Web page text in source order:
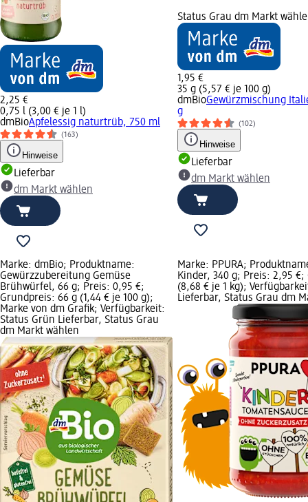
2,25 €
0,75 l (3,00 € je 1 l)
dmBioApfelessig naturtrüb, 750 ml
(163)
Hinweise
Lieferbar
dm Markt wählen
Status Grau dm Markt
1,95 €
35 g (5,57 € je 100 g)
dmBioGewürzmischung
g
(102)
Hinweise
Lieferbar
dm Markt wählen
Marke: dmBio; Produktname:
Gewürzzubereitung Gemüse
Brühwürfel, 66 g; Preis: 0,95 €;
Grundpreis: 66 g (1,44 € je 100 g);
Marke von dm Grafik; Verfügbarkeit:
Status Grün Lieferbar, Status Grau
dm Markt wählen
Marke: PPURA;
Kinder, 340 g; Preis: 2,95
(8,68 € je 1 kg);
Lieferbar, Status Grau dm